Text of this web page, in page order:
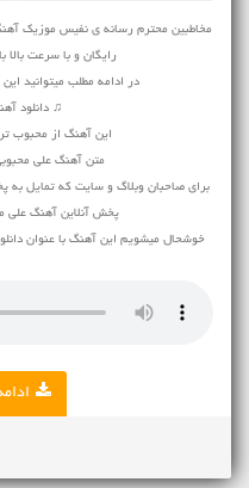
مخاطبین محترم رسانه ی نفیس موزیک
رایگان و با سرعت بالا با کیفیت 128 و
در ادامه مطلب میتوانید
♫ دانلود
این آهنگ از محبوب
متن آهنگ علی
برای صاحبان وبلاگ و سایت که تمایل به
پخش آنلاین آهنگ علی
خوشحال میشویم این آهنگ با عنوان